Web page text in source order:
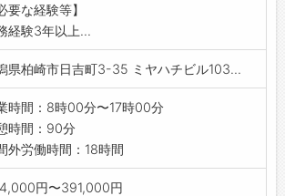
ラント設備を安全に稼働させる大切な役割
えます。
を味わえます！
給・待遇】
服・作業服・安全装備：全て支給◎
給休暇の取得率ほぼ100％♪
歩圏内にスーパーがあり、仕事帰りの買い
業務もお願い
します。
範囲:会社の業務全般
要な経験等】
経験3年以上...
県柏崎市日吉町3-35 ミヤハチビル103...
時間：8時00分〜17時00分
時間：90分
外労働時間：18時間
円〜391,000円